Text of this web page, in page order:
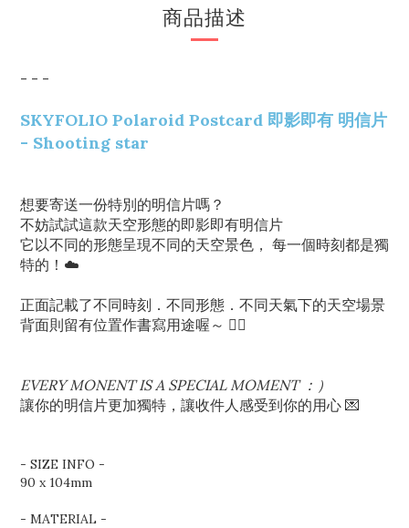
商品描述
- - -
SKYFOLIO Polaroid Postcard 即影即有 明信片
- Shooting star
想要寄送一份特別的明信片嗎？
不妨試試這款天空形態的即影即有明信片
它以不同的形態呈現不同的天空景色， 每一個時刻都是獨
特的！☁️
正面記載了不同時刻．不同形態．不同天氣下的天空場景
背面則留有位置作書寫用途喔～ ✍🏻
EVERY MONENT IS A SPECIAL MOMENT ：）
讓你的明信片更加獨特，讓收件人感受到你的用心 💌
- SIZE INFO -
90 x 104mm
- MATERIAL -